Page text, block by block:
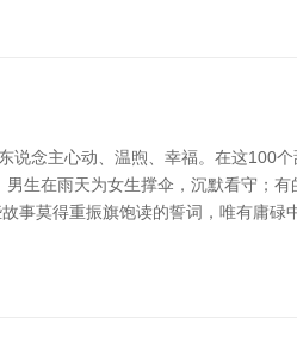
念主心动、温煦、幸福。在这100
生在雨天为女生撑伞，沉默看守；
事莫得重振旗饱读的誓词，唯有庸碌